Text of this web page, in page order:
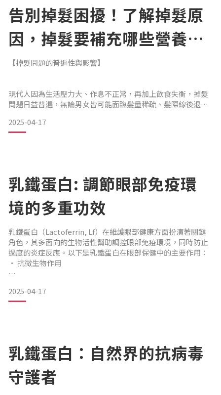
方成分裡陽離子界面活性劑的化學作用。離子之間會互相排
斥，所以吸附了陽離子的髮絲彼此排斥而根根分別，讓頭髮變
得蓬鬆。至於能讓扁塌髮、稀疏髮、瘦
告別掉髮困擾！了解掉髮原
因，掉髮要補充哪些營養
素？養髮液、防掉髮洗髮精
這樣選！
【掉髮問題的普遍性與影響】
現代人因為生活壓力大、作息不正常，再加上飲食失衡，掉髮
問題日益普遍，無論男女皆可能面臨髮量稀疏、髮際線後退等
掉髮並非單一原因所造成，以下是幾個常見因素：
■ 使用不適合的洗護髮產品：洗髮精或護髮產品若含矽靈、
SLS等刺激成分，或過度清潔頭皮，反而可能讓頭皮油水失
衡、發炎、加劇掉髮問題
2025-04-17
乳鐵蛋白: 調節眼部免疫環
境的多重功效
乳鐵蛋白（Lactoferrin, Lf）在維護眼部健康方面扮演著關鍵
角色，其多面向的生物活性幫助調控眼部免疫環境，同時防止
過度的炎症反應。以下是乳鐵蛋白在眼部保健中的主要作用：
• 抗微生物作用
乳鐵蛋白能與自由鐵離子結合，降低病原微生物獲取營養鐵的
可能性，從而抑制細菌生長與生物膜形成，同時阻斷病毒進入
乳鐵蛋白可抑制經典補體系統的活化，並下調 TNF-α 及多種白
細胞介素等炎症介質的表達。同時，透過鐵螯合與抗氧化作
用，有效減輕氧化性損傷[
2025-04-17
乳鐵蛋白：自然界的抗病毒
守護者